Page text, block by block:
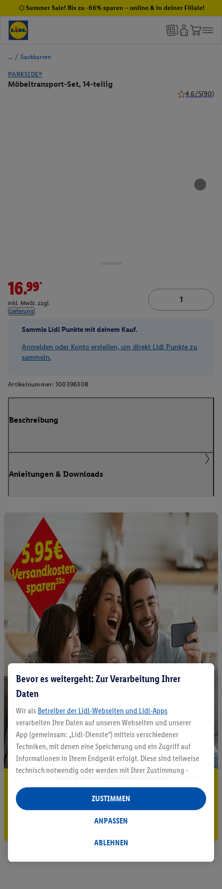
Summer Sale! Bis zu -66% sparen – online & in deiner Filiale!
/ Sackkarren
PARKSIDE®
Möbeltransport-Set, 14-teilig
4.6/5(90)
16.99*
inkl. MwSt. zzgl.
Lieferung
Sammle Lidl Punkte mit deinem Kauf.
Anmelden oder Konto erstellen, um direkt Lidl Punkte zu
sammeln.
Artikelnummer: 100396308
Beschreibung
Anleitungen & Downloads
5.95 € Versand sparen³²ᵃ
Jetzt zum Newsletter anmelden
Gutschein sichern!
Bevor es weitergeht: Zur Verarbeitung Ihrer
Daten
Wir als Betreiber der Lidl-Webseiten und Lidl-Apps
verarbeiten Ihre Daten auf unseren Webseiten und unserer
App (gemeinsam: „Lidl-Dienste“) mittels verschiedener
Techniken, mit denen eine Speicherung und ein Zugriff auf
Informationen in Ihrem Endgerät erfolgt. Diese sind teilweise
technisch notwendig oder werden mit Ihrer Zustimmung -
auch durch Partner (u.a.
Verantwortliche; im Zusammenhang mit dem IAB TCF
insgesamt
Statistik-Erstellung oder für personalisierte Werbung
Datenverarbeitungen für personalisierte Werbung werden
ABLEHNEN
ANPASSEN
ZUSTIMMEN